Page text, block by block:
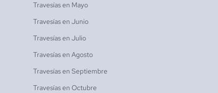
Travesías en Mayo
Travesías en Junio
Travesías en Julio
Travesías en Agosto
Travesías en Septiembre
Travesías en Octubre